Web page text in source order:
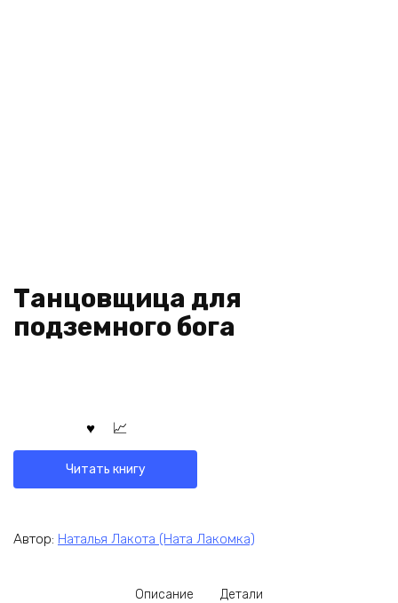
Танцовщица для
подземного бога
Читать книгу
Автор: Наталья Лакота (Ната Лакомка)
Описание Детали